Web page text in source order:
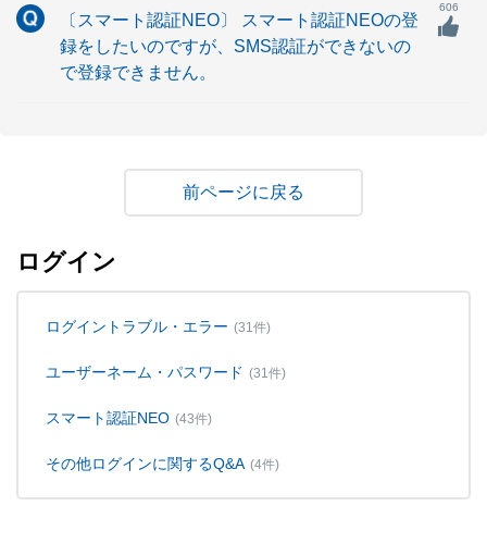
〔スマート認証NEO〕 スマート認証NEOの登
録をしたいのですが、SMS認証ができないの
で登録できません。
606
戻る
ログイン
ログイントラブル・エラー (31件)
ユーザーネーム・パスワード (31件)
スマート認証NEO (43件)
その他ログインに関するQ&A (4件)